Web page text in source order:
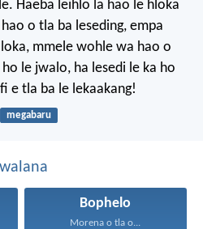
Haeba leihlo la hao le hloka
o tla ba leseding, empa
mmele wohle wa hao o
le jwalo, ha lesedi le ka ho
e tla ba le lekaakang!
megabaru
Bophelo
Morena o tla o...